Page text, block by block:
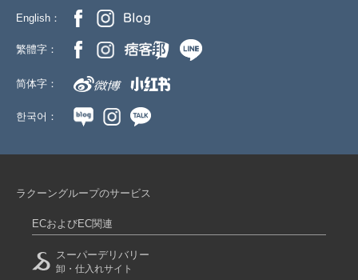
English：
繁體字：
简体字：
한국어：
ラクーングループのサービス
ECおよびEC関連
スーパーデリバリー
卸・仕入れサイト